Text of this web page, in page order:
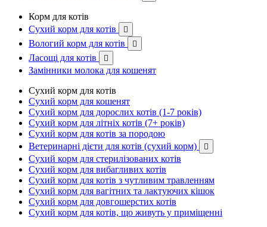
Корм для котів
Сухий корм для котів

Вологий корм для котів 
Ласощі для котів 
Замінники молока для кошенят
Сухий корм для котів
Сухий корм для кошенят
Сухий корм для дорослих котів (1-7 років)
Сухий корм для літніх котів (7+ років)
Сухий корм для котів за породою
Ветеринарні дієти для котів (сухий корм)

Сухий корм для стерилізованих котів
Сухий корм для вибагливих котів
Сухий корм для котів з чутливим травленням
Сухий корм для вагітних та лактуючих кішок
Сухий корм для довгошерстих котів
Сухий корм для котів, що живуть у приміщенні